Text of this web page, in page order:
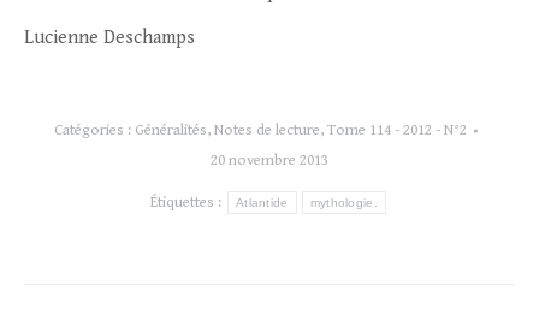
Lucienne Deschamps
Catégories : Généralités, Notes de lecture, Tome 114 - 2012 - N°2
20 novembre 2013
Étiquettes : Atlantide mythologie.